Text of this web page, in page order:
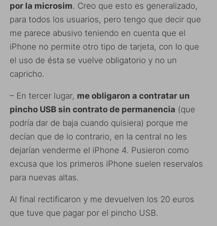
por la microsim. Creo que esto es generalizado,
para todos los usuarios, pero tengo que decir que
me parece abusivo teniendo en cuenta que el
iPhone no permite otro tipo de tarjeta, con lo que
el uso de ésta se vuelve obligatorio y no un
capricho.
– En tercer lugar, me obligaron a contratar un
pincho USB sin contrato de permanencia (que
podría dar de baja cuando quisiera) porque me
decían que de lo contrario, en la central no les
dejarían venderme el iPhone 4. Pusieron como
excusa que los primeros iPhone suelen reservalos
para nuevas altas.
Al final rectificaron y me devuelven los 20 euros
que tuve que pagar por el pincho USB.